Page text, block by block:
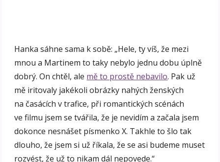
Hanka sáhne sama k sobě: „Hele, ty víš, že mezi
mnou a Martinem to taky nebylo jednu dobu úplně
dobrý. On chtěl, ale mě to prostě nebavilo. Pak už
mě iritovaly jakékoli obrázky nahých ženských
na časácích v trafice, při romantických scénách
ve filmu jsem se tvářila, že je nevidím a začala jsem
dokonce nesnášet písmenko X. Takhle to šlo tak
dlouho, že jsem si už říkala, že se asi budeme muset
rozvést, že už to nikam dál nepovede.“